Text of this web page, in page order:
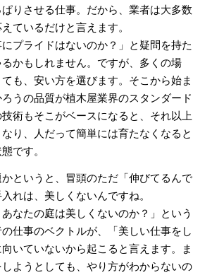
りさせる仕事。だから、業者は大多数
ているだけと言えます。
プライドはないのか？」と疑問を持た
かもしれません。ですが、多くの場
も、安い方を選びます。そこから始ま
うの品質が植木屋業界のスタンダード
術もそこがベースになると、それ以上
り、人だって簡単には育たなくなると
です。
というと、冒頭のただ「伸びてるんで
れは、美しくないんですね。
なたの庭は美しくないのか？」という
仕事のベクトルが、「美しい仕事をし
いていないから起こると言えます。ま
ようとしても、やり方がわからないの